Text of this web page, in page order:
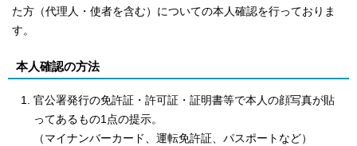
た方（代理人・使者を含む）についての本人確認を行っておりま
す。
本人確認の方法
官公署発行の免許証・許可証・証明書等で本人の顔写真が貼
ってあるもの1点の提示。
（マイナンバーカード、運転免許証、パスポートなど）